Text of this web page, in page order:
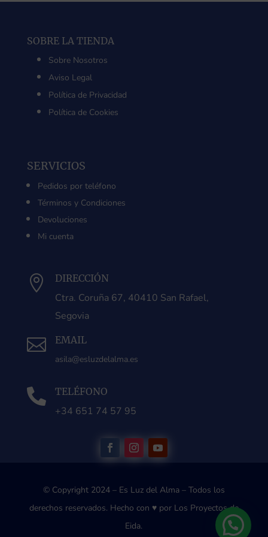
SOBRE LA TIENDA
Sobre Nosotros
Aviso Legal
Política de Privacidad
Política de Cookies
SERVICIOS
Pedidos por teléfono
Términos y Condiciones
Devoluciones
Mi cuenta
 DIRECCIÓN
Ctra. Coruña 67, 40410 San Rafael,
Segovia
 EMAIL
asila@esluzdelalma.es
 TELÉFONO
+34 651 74 57 95
© Copyright 2024 – Es Luz del Alma – Todos los
derechos reservados. Hecho con ♥ por Los Proyectos de
Eida.